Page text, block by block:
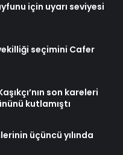
için uyarı seviyesi
seçimini Cafer
son kareleri
kutlamıştı
üçüncü yılında